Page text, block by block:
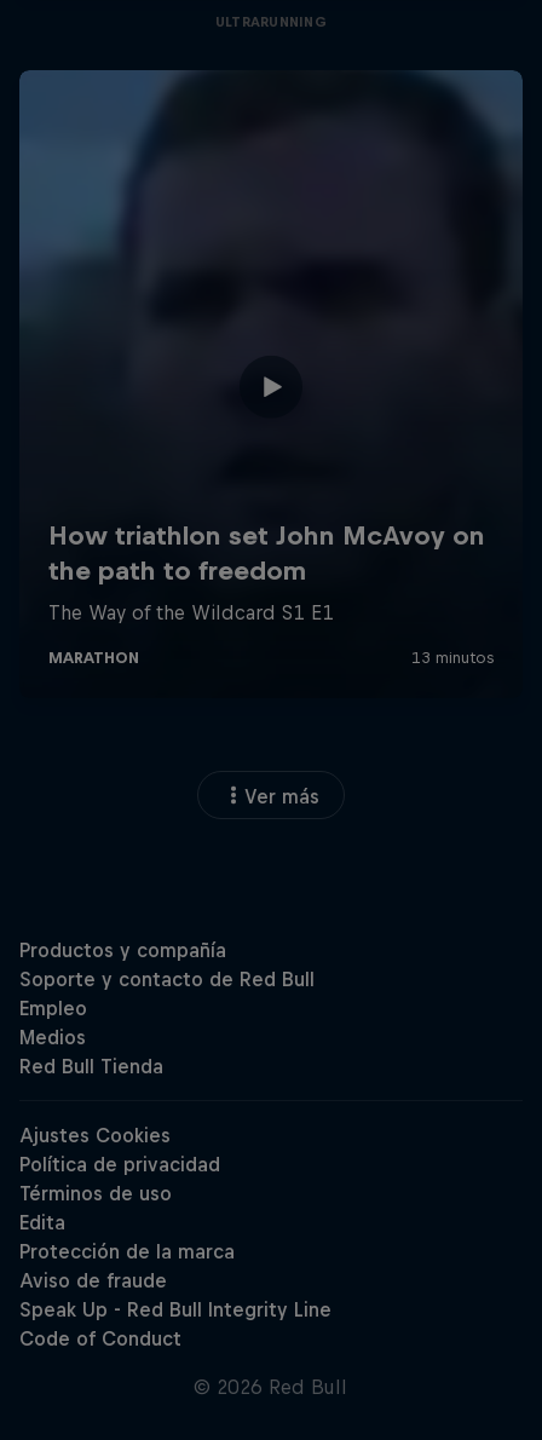
ULTRARUNNING
Ver más